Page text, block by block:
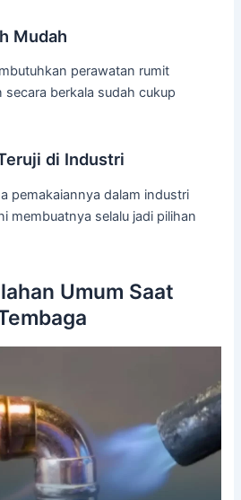
Mudah
perawatan rumit
berkala sudah cukup
di Industri
pemakaiannya dalam industri
membuatnya selalu jadi pilihan
Umum Saat